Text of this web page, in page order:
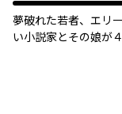
夢破れた若者、エリ
い小説家とその娘が